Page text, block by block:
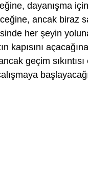
dayanışma
ancak biraz
her şeyin
kapısını
geçim